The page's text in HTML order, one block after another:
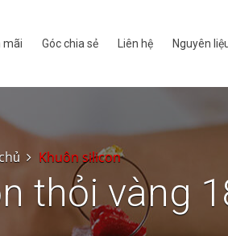
mãi Góc chia sẻ Liên hệ Nguyên
Khuôn silicon
thỏi vàng